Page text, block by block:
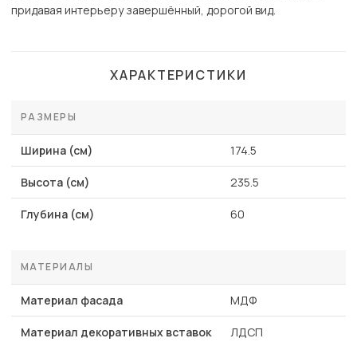
придавая интерьеру завершённый, дорогой вид.
ХАРАКТЕРИСТИКИ
РАЗМЕРЫ
Ширина (см) 174.5
Высота (см) 235.5
Глубина (см) 60
МАТЕРИАЛЫ
Материал фасада МДФ
Материал декоративных вставок ЛДСП